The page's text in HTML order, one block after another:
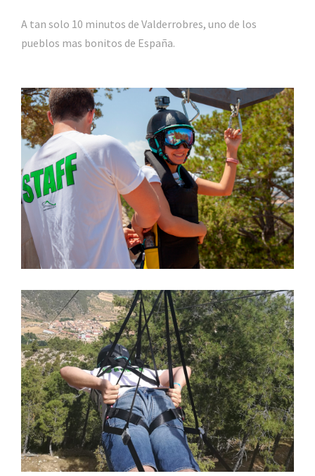
A tan solo 10 minutos de Valderrobres, uno de los
pueblos mas bonitos de España.